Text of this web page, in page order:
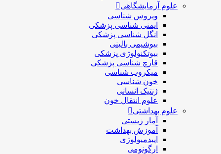
علوم آزمایشگاهی
ویروس شناسی
ایمنی شناسی پزشكی
انگل شناسی پزشکی
بیوشیمی بالینی
بیوتکنولوژی پزشکی
قارچ شناسی پزشکی
ميكروب شناسی
خون شناسی
ژنتیک انسانی
علوم انتقال خون
علوم بهداشتی
آمار زیستی
آموزش بهداشت
اپیدمیولوژی
ارگونومی